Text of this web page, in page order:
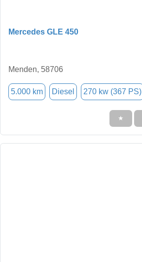
Mercedes GLE 450
Menden, 58706
5.000 km Diesel 270 kw (367 PS)
★